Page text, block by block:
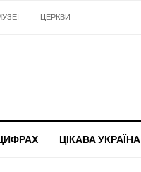
ЦЕРКВИ
ЦІКАВА УКРАЇНА